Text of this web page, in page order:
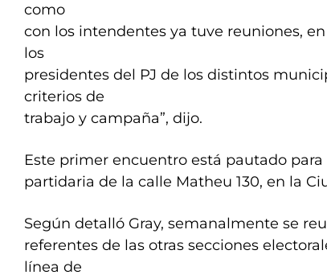
como
con los intendentes ya tuve reuniones,
los
presidentes del PJ de los distintos
criterios de
trabajo y campaña”, dijo.
Este primer encuentro está pautado para
partidaria de la calle Matheu 130, en la
Según detalló Gray, semanalmente se
referentes de las otras secciones
línea de